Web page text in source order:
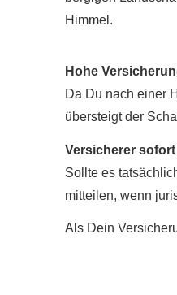
Hohe
Da Du nach einer
übersteigt der
Versicherer
Sollte es
mitteilen, wenn
Als Dein